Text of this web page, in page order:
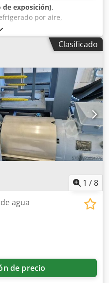
exposición),
por aire,
unidad de
GCVC RD 050.1/22-51,
Modelo: GCVC RD
No Acksck Fondo: 820 mm
Clasificado
1 /8
agua
de precio